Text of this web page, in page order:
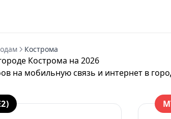
Кострома
Кострома на 2026
на мобильную связь и интернет в